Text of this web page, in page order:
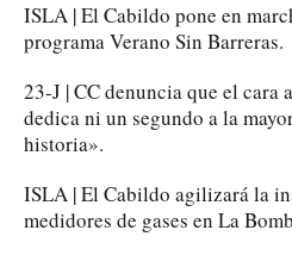
ISLA | El Cabildo pone en
programa Verano Sin Barreras.
23-J | CC denuncia que el cara
dedica ni un segundo a la
historia».
ISLA | El Cabildo agilizará la
medidores de gases en La